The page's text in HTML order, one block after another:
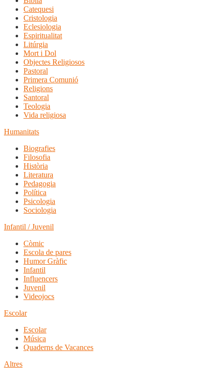
Catequesi
Cristologia
Eclesiologia
Espiritualitat
Litúrgia
Mort i Dol
Objectes Religiosos
Pastoral
Primera Comunió
Religions
Santoral
Teologia
Vida religiosa
Humanitats
Biografies
Filosofia
Història
Literatura
Pedagogia
Política
Psicologia
Sociologia
Infantil / Juvenil
Còmic
Escola de pares
Humor Gràfic
Infantil
Influencers
Juvenil
Videojocs
Escolar
Escolar
Música
Quaderns de Vacances
Altres